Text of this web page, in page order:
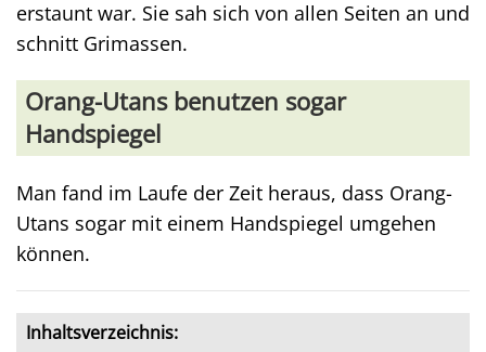
erstaunt war. Sie sah sich von allen Seiten an und
schnitt Grimassen.
Orang-Utans benutzen sogar
Handspiegel
Man fand im Laufe der Zeit heraus, dass Orang-
Utans sogar mit einem Handspiegel umgehen
können.
Inhaltsverzeichnis: